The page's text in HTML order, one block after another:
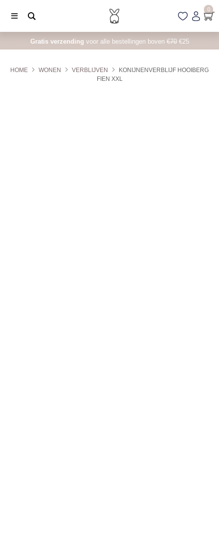
0
Gratis verzending voor alle bestellingen boven€70€25
HOME WONEN VERBLIJVEN
KONIJNENVERBLIJF HOOIBERG
FIEN XXL